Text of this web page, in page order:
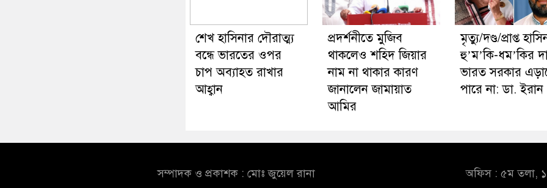
শেখ হাসিনার দৌরাত্ম্য
বন্ধে ভারতের ওপর
চাপ অব্যাহত রাখার
আহ্বান
প্রদর্শনীতে মুজিব
থাকলেও শহিদ জিয়ার
নাম না থাকার কারণ
জানালেন জামায়াত
আমির
মৃত্যু/দণ্ড/প্রাপ্ত
হু’ম’কি-ধম’কির
ভারত সরকার
পারে না: ডা. ইরান
সম্পাদক ও প্রকাশক : মোঃ জুয়েল রানা অফিস : ৫ম তলা,